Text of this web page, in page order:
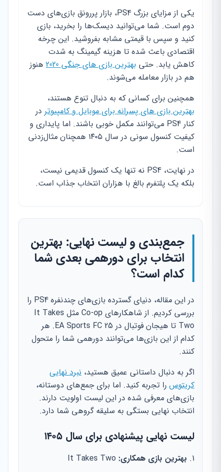
یکی از مزایای بزرگ PS4، بازار پررونق بازی‌های دست
دوم است. شما می‌توانید دیسک‌ها را بخرید، بازی
کنید و سپس با قیمتی مشابه بفروشید. این چرخه
اقتصادی باعث شده تا هزینه گیمینگ به شدت
کاهش یابد. حتی بهترین بازی های جنگی 2020
هنوز
هم در بازار معامله می‌شوند.
همچنین برای کسانی که به دنبال تنوع هستند،
بهترین بازی های پسرانه برای موبایل و کامپیوتر در
کنار PS4 می‌توانند مکمل خوبی باشند. اما پایداری و
کیفیت کنسول سونی در سال ۱۴۰۵ همچنان مثال‌زدنی
است.
در نهایت، PS4 نه تنها یک کنسول قدیمی نیست،
بلکه یک پلتفرم بالغ با هزاران انتخاب جذاب است.
جمع‌بندی و لیست نهایی: بهترین
انتخاب برای دورهمی بعدی شما
کدام است؟
در این مقاله، دنیای گسترده بازی‌های چندنفره PS4 را
بررسی کردیم. از شاهکارهای Co-op مثل It Takes
Two تا هیجان فوتبال در EA Sports FC 25. هر
کدام از این بازی‌ها می‌توانند دورهمی شما را متحول
کنند.
اگر به دنبال داستانی عمیق هستید، نبرد نهایی
کریتوس را تجربه کنید. اما برای جمع‌های دوستانه،
بازی‌های معرفی شده در این لیست اولویت دارند.
انتخاب نهایی بستگی به سلیقه گروهی شما دارد.
لیست نهایی پیشنهادی برای سال ۱۴۰۵
بهترین بازی همکاری: